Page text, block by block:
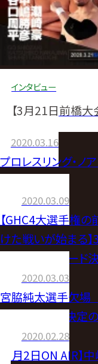
インタビュー
【3月21日前橋大
2020.03.16
プロレスリング・
2020.03.09
【GHC4大選手権
けた戦いが始まる
会 全対戦カード
2020.03.03
宮脇純太選手欠
定対戦カード決定
2020.02.28
【3月2日ON AIR